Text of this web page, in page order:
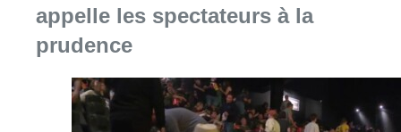
appelle les spectateurs à la
prudence